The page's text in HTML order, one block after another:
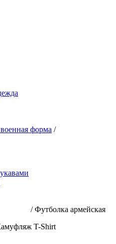
форма /
/Футболка армейская
T-Shirt